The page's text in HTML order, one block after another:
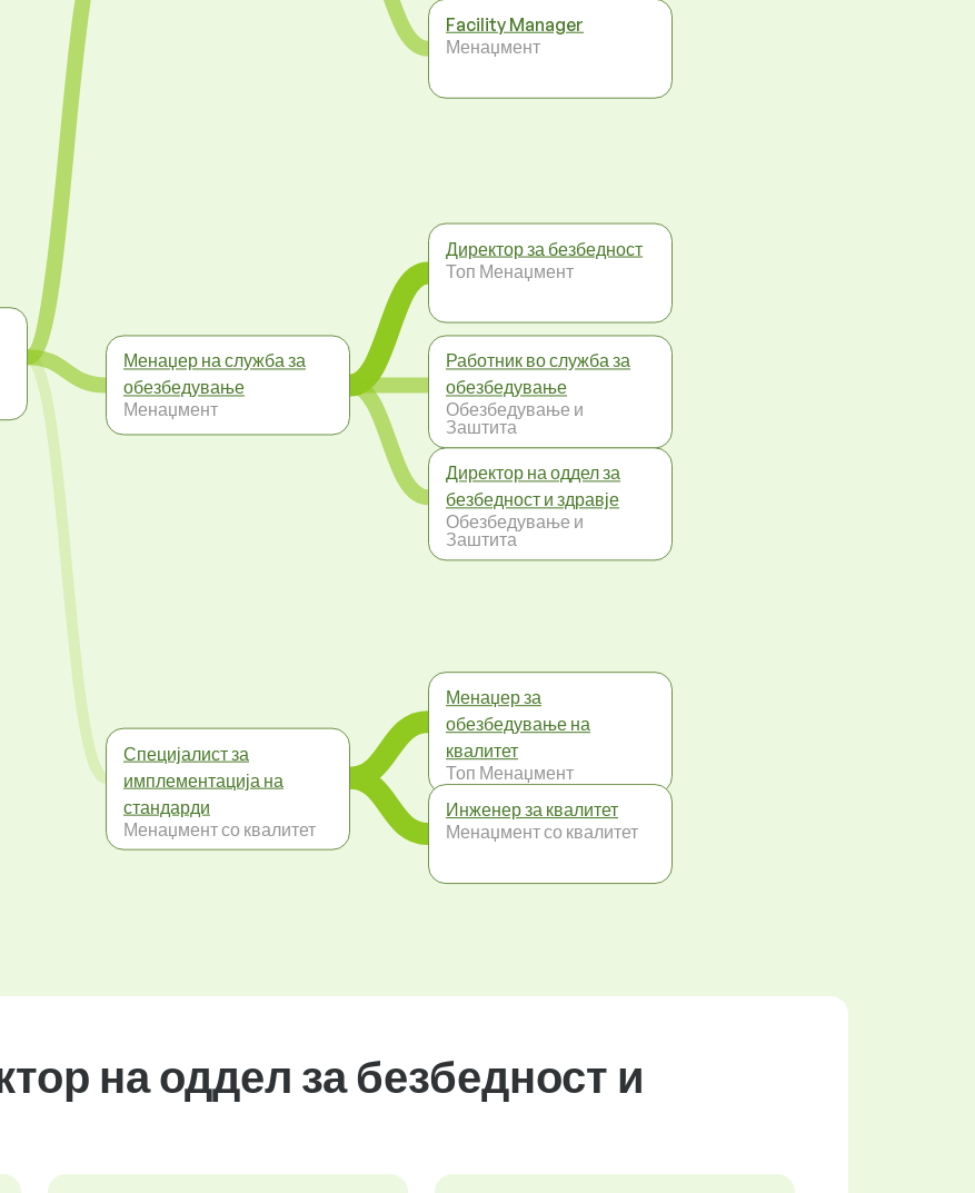
Менаџер на служба за
обезбедување
Менаџмент
Специјалист за
имплементација на
стандарди
Менаџмент со квалитет
Facility Manager
Менаџмент
Директор за безбедност
Топ Менаџмент
Работник во служба за
обезбедување
Обезбедување и
Заштита
Директор на оддел за
безбедност и здравје
Обезбедување и
Заштита
Менаџер за
обезбедување на
квалитет
Топ Менаџмент
Инженер за квалитет
Менаџмент со квалитет
на оддел за безбедност и